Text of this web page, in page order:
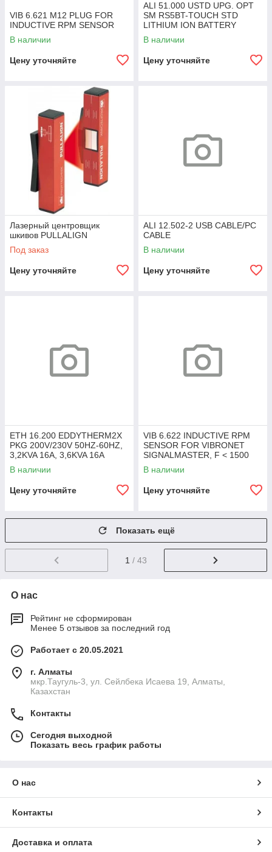
VIB 6.621 M12 PLUG FOR
INDUCTIVE RPM SENSOR
В наличии
Цену уточняйте
ALI 51.000 USTD UPG. OPT
SM RS5BT-TOUCH STD
LITHIUM ION BATTERY
<100WH INCL
В наличии
Цену уточняйте
Лазерный центровщик
шкивов PULLALIGN
Под заказ
Цену уточняйте
ALI 12.502-2 USB CABLE/PC
CABLE
В наличии
Цену уточняйте
ETH 16.200 EDDYTHERM2X
PKG 200V/230V 50HZ-60HZ,
3,2KVA 16A, 3,6KVA 16A
В наличии
Цену уточняйте
VIB 6.622 INDUCTIVE RPM
SENSOR FOR VIBRONET
SIGNALMASTER, F < 1500
HZ
В наличии
Цену уточняйте
Показать ещё
1 / 43
О нас
Рейтинг не сформирован
Менее 5 отзывов за последний год
Работает с 20.05.2021
г. Алматы
мкр.Таугуль-3, ул. Сейлбека Исаева 19, Алматы,
Казахстан
Контакты
Сегодня выходной
Показать весь график работы
О нас
Контакты
Доставка и оплата